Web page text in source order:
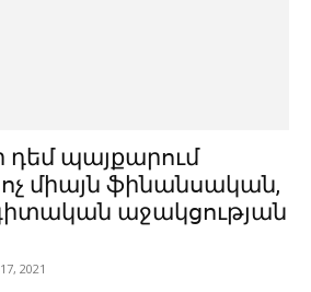
դեմ պայքարում
միայն ֆինանսական,
աջակցության
2021